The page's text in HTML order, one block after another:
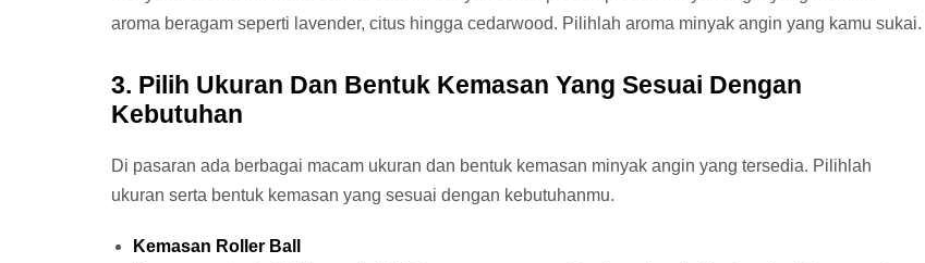
aroma beragam seperti lavender, citus hingga cedarwood. Pilihlah aroma minyak angin yang kamu sukai.
3. Pilih Ukuran Dan Bentuk Kemasan Yang Sesuai Dengan
Kebutuhan
Di pasaran ada berbagai macam ukuran dan bentuk kemasan minyak angin yang tersedia. Pilihlah
ukuran serta bentuk kemasan yang sesuai dengan kebutuhanmu.
Kemasan Roller Ball